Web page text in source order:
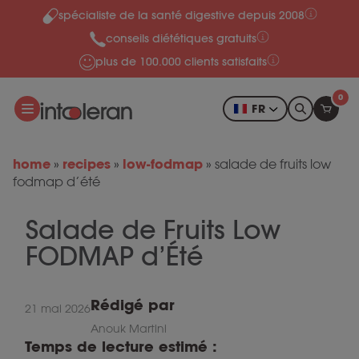
Skip to content
spécialiste de la santé digestive depuis 2008
conseils diététiques gratuits
plus de 100.000 clients satisfaits
FR
0
home » recipes » low-fodmap » salade de fruits low
fodmap d’été
Salade de Fruits Low
FODMAP d’Été
21 mai 2026Rédigé par
Anouk Martini
Temps de lecture estimé :